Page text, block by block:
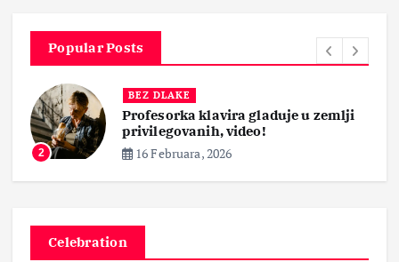
Popular Posts
2
BEZ DLAKE
Profesorka klavira gladuje u zemlji
privilegovanih, video!
16 Februara, 2026
Celebration